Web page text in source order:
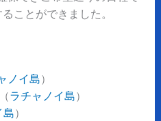
ことができました。
ノイ島）
ラチャノイ島）
島）